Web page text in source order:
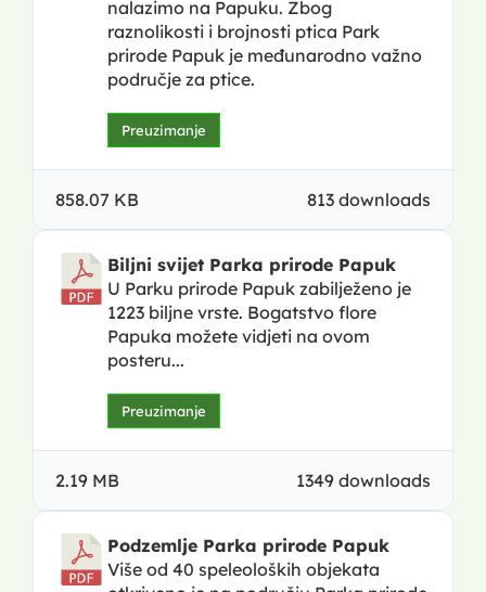
nalazimo na Papuku. Zbog
raznolikosti i brojnosti ptica Park
prirode Papuk je međunarodno važno
područje za ptice.
Preuzimanje
813 downloads
858.07 KB
Biljni svijet Parka prirode Papuk
U Parku prirode Papuk zabilježeno je
1223 biljne vrste. Bogatstvo flore
Papuka možete vidjeti na ovom
posteru...
Preuzimanje
1349 downloads
2.19 MB
Podzemlje Parka prirode Papuk
Više od 40 speleoloških objekata